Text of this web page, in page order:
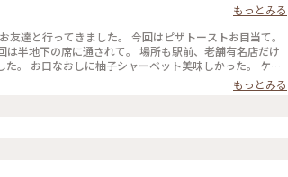
ラシカルな街 #神田 #神保町 #さぼうる #喫茶店 #東京 #
もっとみる
達と行ってきました。 今回はピザトーストお目当て。
半地下の席に通されて。 場所も駅前、老舗有名店だけ
。 お口なおしに柚子シャーベット美味しかった。 ケー
もっとみる